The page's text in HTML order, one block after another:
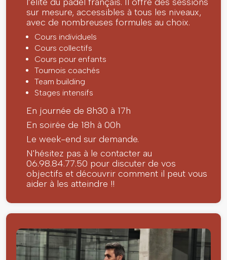
sur mesure, accessibles à tous les niveaux,
avec de nombreuses formules au choix.
Cours individuels
Cours collectifs
Cours pour enfants
Tournois coachés
Team building
Stages intensifs
En journée de 8h30 à 17h
En soirée de 18h à 00h
Le week-end sur demande.
N'hésitez pas à le contacter au
06.98.84.77.50 pour discuter de vos
objectifs et découvrir comment il peut vous
aider à les atteindre !!